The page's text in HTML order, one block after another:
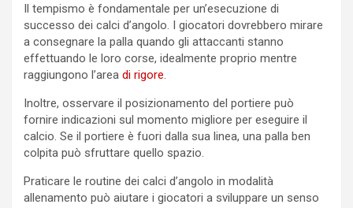
Il tempismo è fondamentale per un’esecuzione di
successo dei calci d’angolo. I giocatori dovrebbero mirare
a consegnare la palla quando gli attaccanti stanno
effettuando le loro corse, idealmente proprio mentre
raggiungono l’area di rigore.
Inoltre, osservare il posizionamento del portiere può
fornire indicazioni sul momento migliore per eseguire il
calcio. Se il portiere è fuori dalla sua linea, una palla ben
colpita può sfruttare quello spazio.
Praticare le routine dei calci d’angolo in modalità
allenamento può aiutare i giocatori a sviluppare un senso